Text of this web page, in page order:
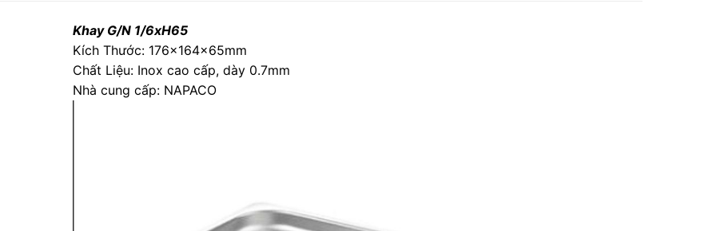
Khay G/N 1/6xH65
Kích Thước: 176x164x65mm
Chất Liệu: Inox cao cấp, dày 0.7mm
Nhà cung cấp: NAPACO